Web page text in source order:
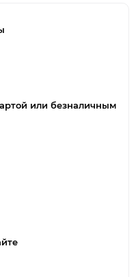
или безналичным